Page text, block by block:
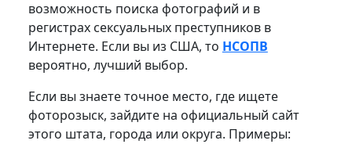
возможность поиска фотографий и в
регистрах сексуальных преступников в
Интернете. Если вы из США, то НСОПВ
вероятно, лучший выбор.
Если вы знаете точное место, где ищете
фоторозыск, зайдите на официальный сайт
этого штата, города или округа. Примеры: